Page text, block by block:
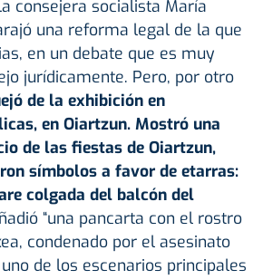
consejera socialista María
una reforma legal de la que
en un debate que es muy
jurídicamente. Pero, por otro
de la exhibición en
en Oiartzun. Mostró una
de las fiestas de Oiartzun,
símbolos a favor de etarras:
colgada del balcón del
“una pancarta con el rostro
condenado por el asesinato
de los escenarios principales